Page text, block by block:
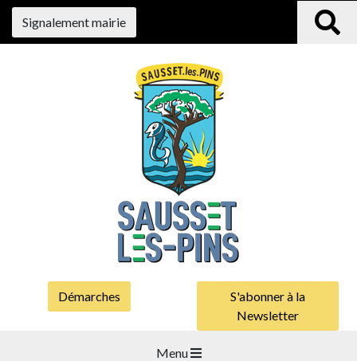
Signalement mairie
Démarches
S'abonner à la
Newsletter
Menu